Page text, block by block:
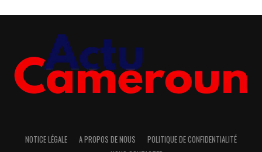
NOTICE LÉGALE A PROPOS DE NOUS
POLITIQUE DE CONFIDENTIALITÉ